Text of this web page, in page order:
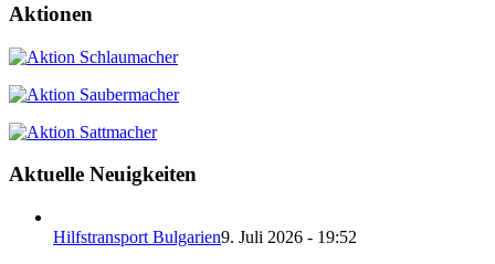
Aktionen
Aktuelle Neuigkeiten
Hilfstransport Bulgarien9. Juli 2026 - 19:52